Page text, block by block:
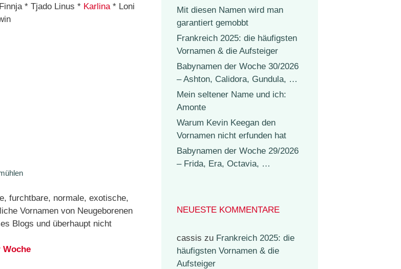
* Tjado Linus * Karlina* Loni
furchtbare, normale, exotische,
Vornamen von Neugeborenen
Blogs und überhaupt nicht
Woche
Mit diesen Namen wird man
garantiert gemobbt
Frankreich 2025: die häufigsten
Vornamen & die Aufsteiger
Babynamen der Woche 30/2026
– Ashton, Calidora, Gundula, …
Mein seltener Name und ich:
Amonte
Warum Kevin Keegan den
Vornamen nicht erfunden hat
Babynamen der Woche 29/2026
– Frida, Era, Octavia, …
NEUESTE KOMMENTARE
cassis zu Frankreich 2025: die
häufigsten Vornamen & die
Aufsteiger